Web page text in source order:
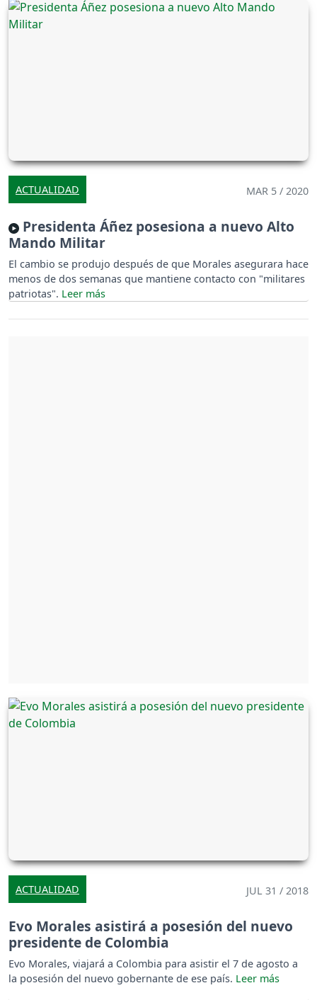
ACTUALIDAD MAR 5 / 2020
Presidenta Áñez posesiona a nuevo Alto
Mando Militar
El cambio se produjo después de que Morales asegurara hace
menos de dos semanas que mantiene contacto con "militares
patriotas".
ACTUALIDAD JUL 31 / 2018
Evo Morales asistirá a posesión del nuevo
presidente de Colombia
Evo Morales, viajará a Colombia para asistir el 7 de agosto a
la posesión del nuevo gobernante de ese país.